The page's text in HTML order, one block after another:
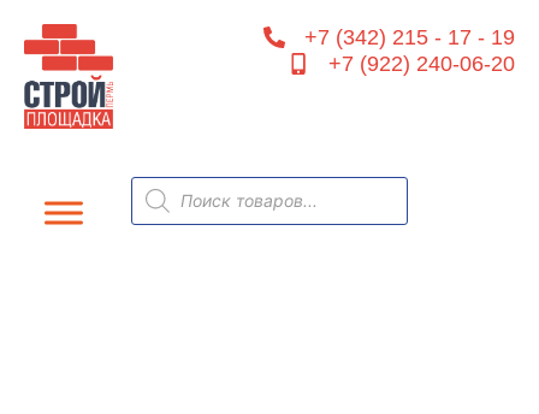
содержимому
+7 (342) 215 - 17 - 19
+7 (922) 240-06-20
Поиск
товаров